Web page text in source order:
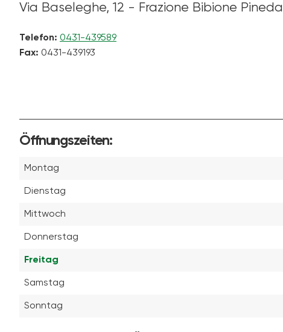
Via Baseleghe, 12 - Frazione Bibione Pineda
Telefon: 0431-439589
Fax: 0431-439193
Öffnungszeiten:
Montag
Dienstag
Mittwoch
Donnerstag
Freitag
Samstag
Sonntag